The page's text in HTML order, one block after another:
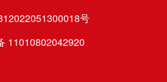
号
11010802042920